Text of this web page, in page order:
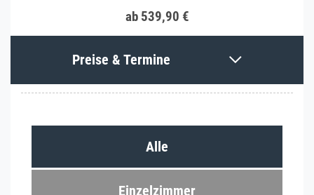
ab 539,90 €
Preise & Termine
Alle
Einzelzimmer